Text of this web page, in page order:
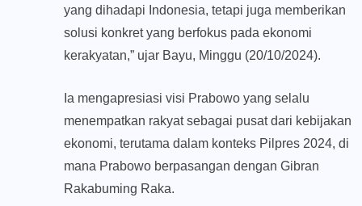
yang dihadapi Indonesia, tetapi juga memberikan
solusi konkret yang berfokus pada ekonomi
kerakyatan,” ujar Bayu, Minggu (20/10/2024).
Ia mengapresiasi visi Prabowo yang selalu
menempatkan rakyat sebagai pusat dari kebijakan
ekonomi, terutama dalam konteks Pilpres 2024, di
mana Prabowo berpasangan dengan Gibran
Rakabuming Raka.